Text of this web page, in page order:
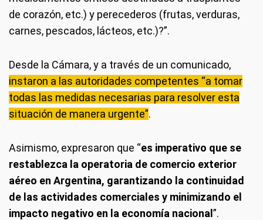
de corazón, etc.) y perecederos (frutas, verduras,
carnes, pescados, lácteos, etc.)?”.
Desde la Cámara, y a través de un comunicado,
instaron a las autoridades competentes “a tomar
todas las medidas necesarias para resolver esta
situación de manera urgente”.
Asimismo, expresaron que “es imperativo que se
restablezca la operatoria de comercio exterior
aéreo en Argentina, garantizando la continuidad
de las actividades comerciales y minimizando el
impacto negativo en la economía nacional”.